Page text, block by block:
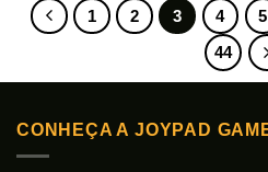
1 2 3 4 5
44
CONHEÇA A JOYPAD